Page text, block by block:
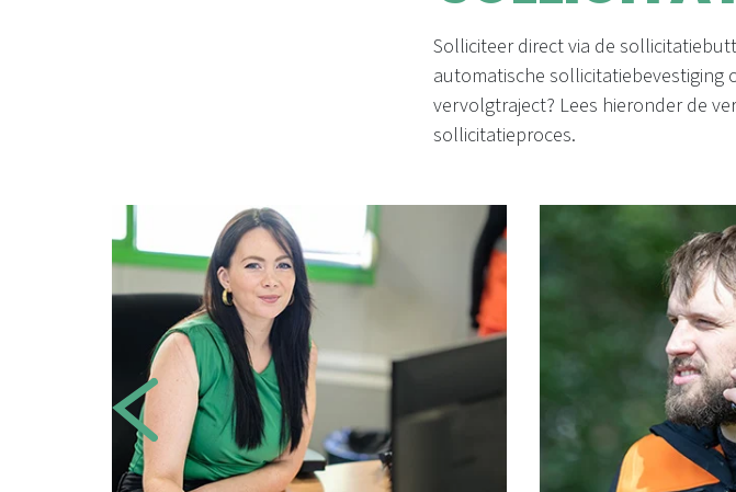
Solliciteer direct via de
automatische sollicitatiebevestiging
vervolgtraject? Lees hieronder de
sollicitatieproces.